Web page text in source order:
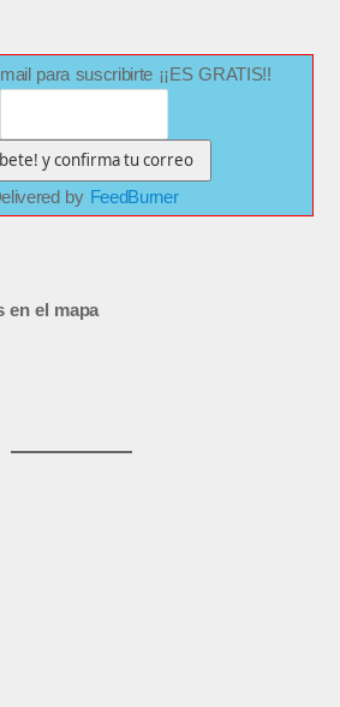
para suscribirte ¡¡ES GRATIS!!
by FeedBurner
en el mapa